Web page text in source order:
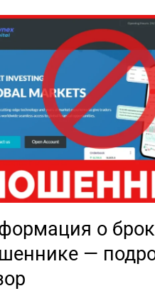
о
—